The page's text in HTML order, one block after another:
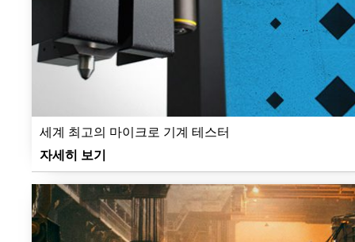
세계 최고의 마이크로 기계 테스터
자세히 보기